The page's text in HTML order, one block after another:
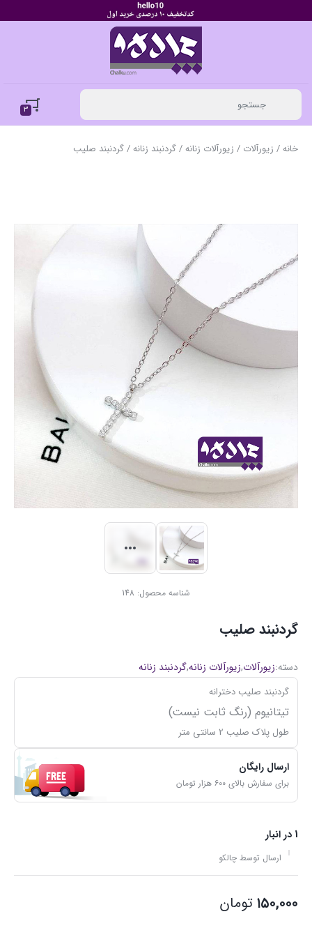
3
خانه/ زیورآلات / زیورآلات زنانه/گردنبند زنانه/ گردنبند صلیب
شناسه محصول: 148
گردنبند صلیب
دسته:زیورآلات,زیورآلات زنانه,گردنبند زنانه
گردنبند صلیب دخترانه
تیتانیوم (رنگ ثابت نیست)
طول پلاک صلیب 2 سانتی متر
ارسال رایگان
برای سفارش بالای ۶۰۰ هزار تومان
1 در انبار
ارسال توسط چالکو
۱۵۰,۰۰۰ تومان